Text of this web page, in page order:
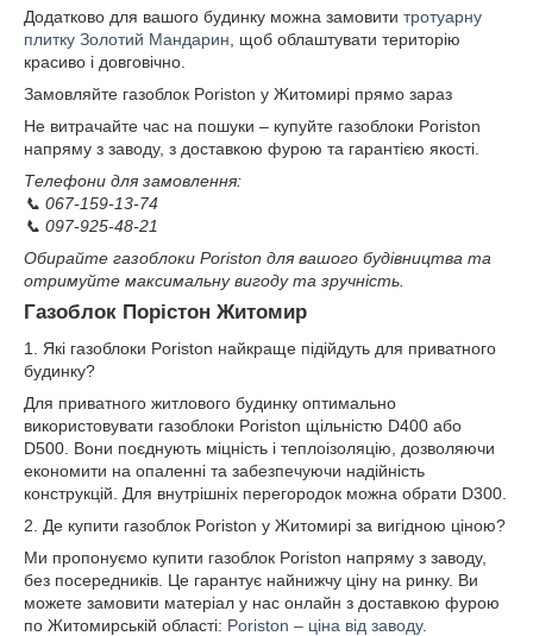
Додатково для вашого будинку можна замовити тротуарну
плитку Золотий Мандарин , щоб облаштувати територію
красиво і довговічно.
Замовляйте газоблок Poriston у Житомирі прямо зараз
Не витрачайте час на пошуки – купуйте газоблоки Poriston
напряму з заводу, з доставкою фурою та гарантією якості.
Телефони для замовлення:
📞 067-159-13-74
📞 097-925-48-21
Обирайте газоблоки Poriston для вашого будівництва та
отримуйте максимальну вигоду та зручність.
Газоблок Порістон Житомир
1. Які газоблоки Poriston найкраще підійдуть для приватного
будинку?
Для приватного житлового будинку оптимально
використовувати газоблоки Poriston щільністю D400 або
D500. Вони поєднують міцність і теплоізоляцію, дозволяючи
економити на опаленні та забезпечуючи надійність
конструкцій. Для внутрішніх перегородок можна обрати D300.
2. Де купити газоблок Poriston у Житомирі за вигідною ціною?
Ми пропонуємо купити газоблок Poriston напряму з заводу,
без посередників. Це гарантує найнижчу ціну на ринку. Ви
можете замовити матеріал у нас онлайн з доставкою фурою
по Житомирській області: Poriston – ціна від заводу.